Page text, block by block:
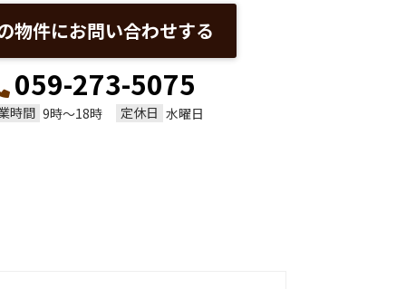
物件にお問い合わせする
059-273-5075
時間 9時～18時 定休日 水曜日